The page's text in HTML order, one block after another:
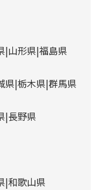
山形県 福島県
県 栃木県 群馬県
長野県
和歌山県